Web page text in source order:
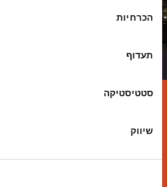
ב
ח
ר
ה
הכרחיות
תעדוף
סטטיסטיקה
שיווק
גלו את עצמכם אצלנו
הלימודים שמתאים לכם